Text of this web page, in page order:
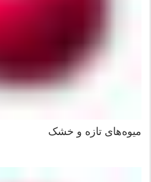
میوه‌های تازه و خشک